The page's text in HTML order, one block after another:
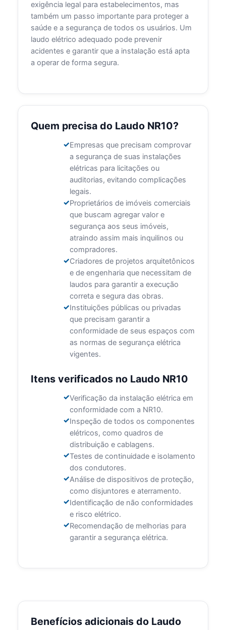
exigência legal para estabelecimentos, mas
também um passo importante para proteger a
saúde e a segurança de todos os usuários. Um
laudo elétrico adequado pode prevenir
acidentes e garantir que a instalação está apta
a operar de forma segura.
Quem precisa do Laudo NR10?
Empresas que precisam comprovar
a segurança de suas instalações
elétricas para licitações ou
auditorias, evitando complicações
legais.
Proprietários de imóveis comerciais
que buscam agregar valor e
segurança aos seus imóveis,
atraindo assim mais inquilinos ou
compradores.
Criadores de projetos arquitetônicos
e de engenharia que necessitam de
laudos para garantir a execução
correta e segura das obras.
Instituições públicas ou privadas
que precisam garantir a
conformidade de seus espaços com
as normas de segurança elétrica
vigentes.
Itens verificados no Laudo NR10
Verificação da instalação elétrica em
conformidade com a NR10.
Inspeção de todos os componentes
elétricos, como quadros de
distribuição e cablagens.
Testes de continuidade e isolamento
dos condutores.
Análise de dispositivos de proteção,
como disjuntores e aterramento.
Identificação de não conformidades
e risco elétrico.
Recomendação de melhorias para
garantir a segurança elétrica.
Benefícios adicionais do Laudo